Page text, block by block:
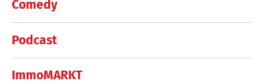
Comedy
Podcast
ImmoMARKT